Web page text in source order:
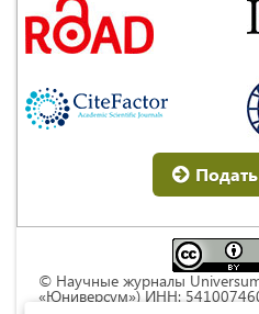
© Научные журналы
«Юниверсум») ИНН: